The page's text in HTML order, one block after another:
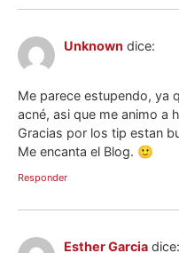
Unknown dice:
Me parece estupendo, ya
acné, asi que me animo a
Gracias por los tip estan
Me encanta el Blog. 🙂
Responder
Esther Garcia dice: